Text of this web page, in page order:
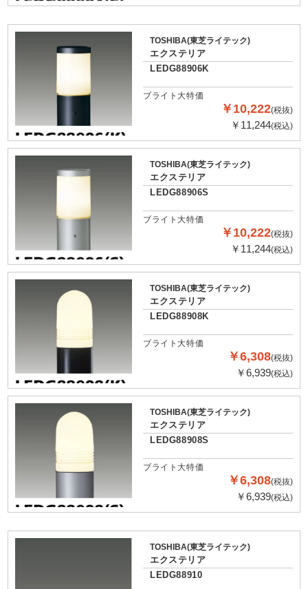
TOSHIBA(東芝ライテック)
エクステリア
LEDG88906K
ブライト大特価
￥10,222(税抜)
￥11,244(税込)
TOSHIBA(東芝ライテック)
エクステリア
LEDG88906S
ブライト大特価
￥10,222(税抜)
￥11,244(税込)
TOSHIBA(東芝ライテック)
エクステリア
LEDG88908K
ブライト大特価
￥6,308(税抜)
￥6,939(税込)
TOSHIBA(東芝ライテック)
エクステリア
LEDG88908S
ブライト大特価
￥6,308(税抜)
￥6,939(税込)
TOSHIBA(東芝ライテック)
エクステリア
LEDG88910